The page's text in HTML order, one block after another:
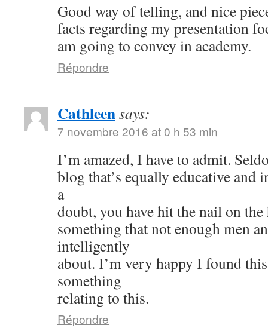
Good way of telling, and nice
facts regarding my presentation
am going to convey in academy.
Répondre
Cathleensays:
7 novembre 2016 at 0 h 53 min
I’m amazed, I have to admit.
blog that’s equally educative and
a
doubt, you have hit the nail on the
something that not enough men
intelligently
about. I’m very happy I found
something
relating to this.
Répondre